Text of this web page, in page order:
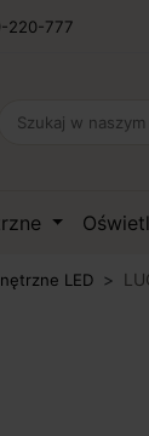
220-777
LED